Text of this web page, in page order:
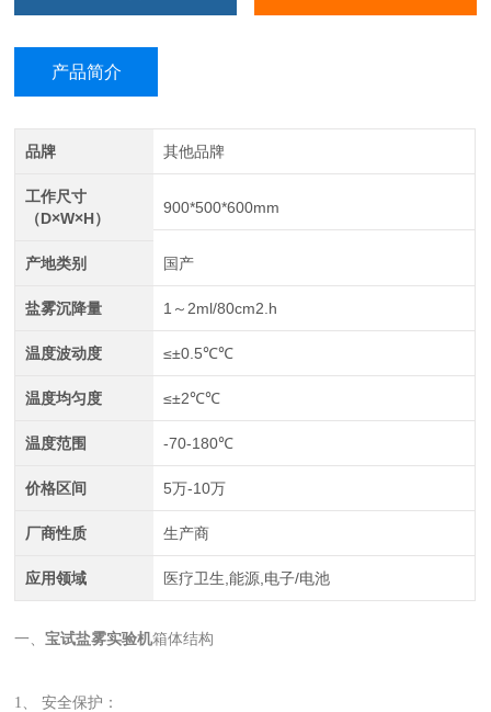
产品简介
品牌 其他品牌
工作尺寸
（D×W×H）
900*500*600mm
产地类别 国产
盐雾沉降量 1～2ml/80cm2.h
温度波动度 ≤±0.5℃℃
温度均匀度 ≤±2℃℃
温度范围 -70-180℃
价格区间 5万-10万
厂商性质 生产商
应用领域 医疗卫生,能源,电子/电池
一、宝试盐雾实验机箱体结构
1、 安全保护：